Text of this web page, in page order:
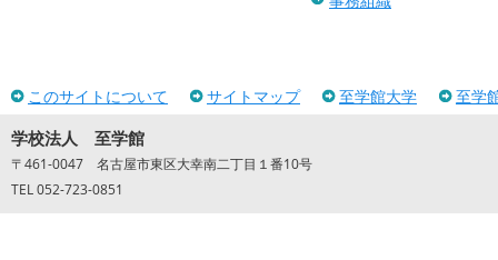
このサイトについて サイトマップ 至学館大学 至学
学校法人 至学館
〒461-0047 名古屋市東区大幸南二丁目１番10号
TEL 052-723-0851